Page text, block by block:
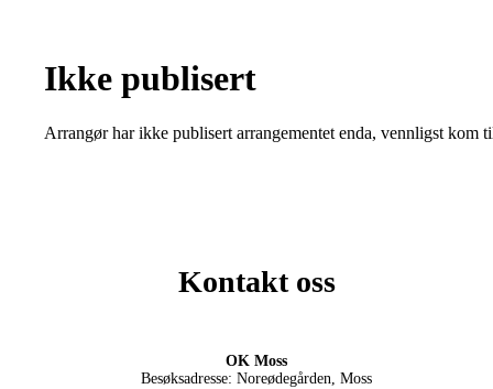
Ikke publisert
Arrangør har ikke publisert arrangementet enda, vennligst kom
Kontakt oss
OK Moss
Besøksadresse: Noreødegården, Moss